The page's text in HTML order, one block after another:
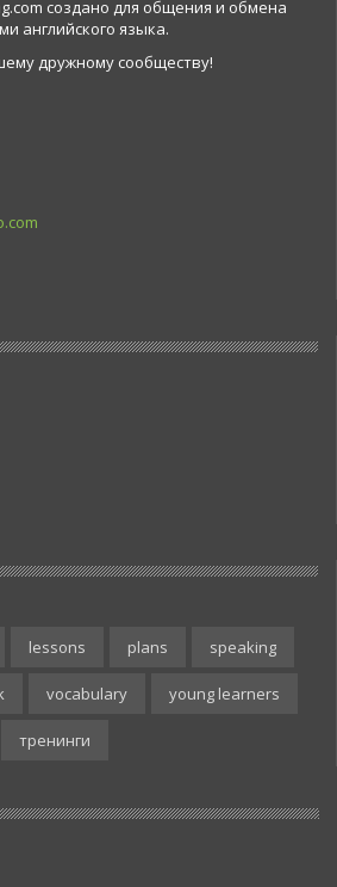
создано для общения и обмена
английского языка.
дружному сообществу!
lessons plans speaking
vocabulary young learners
тренинги